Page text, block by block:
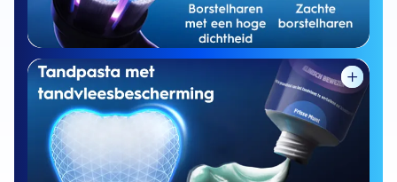
4.000 ultradunne
en zachte borstelharen, ontworpen om
langs de tandvleesrand